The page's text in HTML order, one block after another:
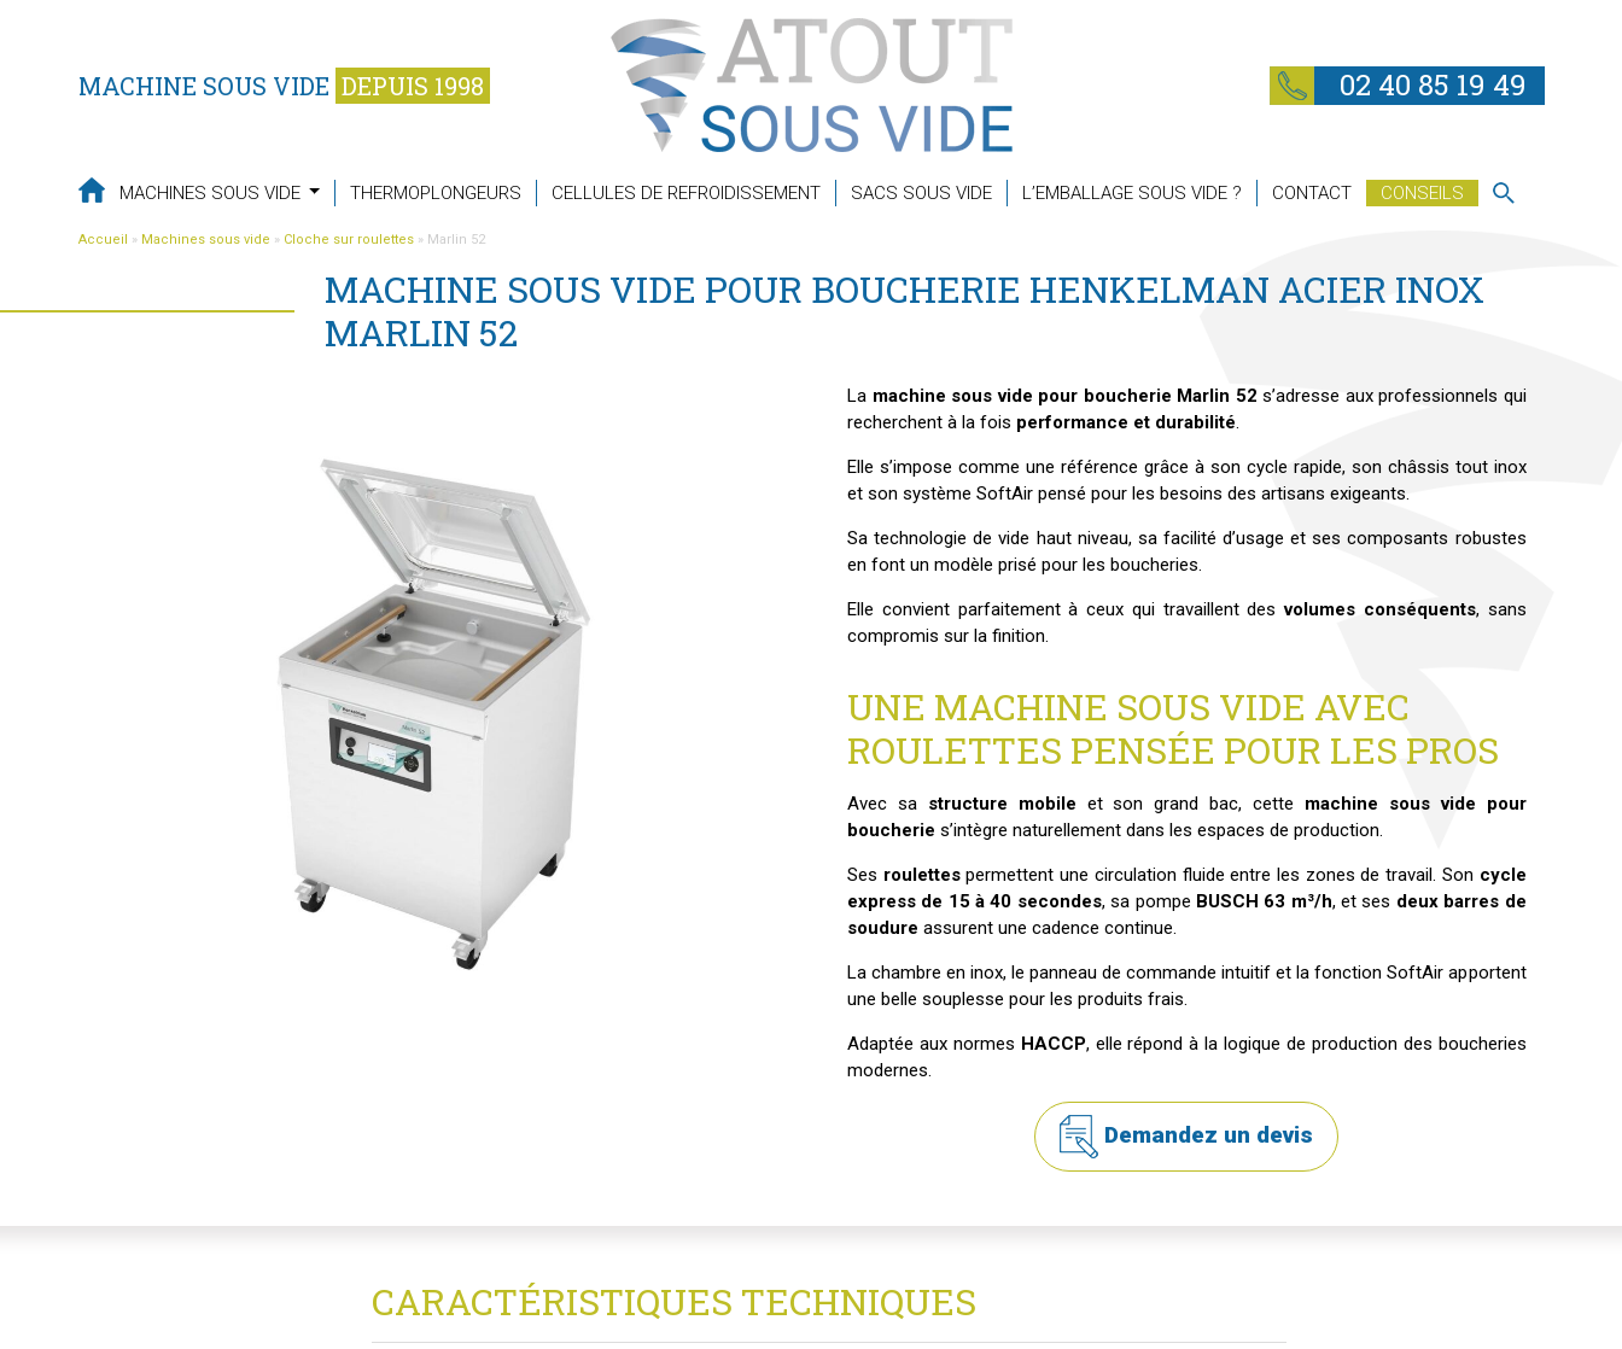
MACHINE SOUS VIDE DEPUIS 1998 02 40 85 19 49
MACHINES SOUS VIDE THERMOPLONGEURS CELLULES DE REFROIDISSEMENT SACS SOUS VIDE L’EMBALLAGE SOUS VIDE ? CONTACT CONSEILS
Accueil » Machines sous vide » Cloche sur roulettes» Marlin 52
MACHINE SOUS VIDE POUR BOUCHERIE HENKELMAN ACIER INOX
MARLIN 52
La machine sous vide pour boucherie Marlin 52 s’adresse aux professionnels qui
recherchent à la fois performance et durabilité
Elle s’impose comme une référence grâce à son cycle rapide, son châssis tout inox
et son système SoftAir pensé pour les besoins des artisans exigeants.
Sa technologie de vide haut niveau, sa facilité d’usage et ses composants robustes
en font un modèle prisé pour les boucheries.
Elle convient parfaitement à ceux qui travaillent desvolumes conséquents, sans
compromis sur la finition.
UNE MACHINE SOUS VIDE AVEC
ROULETTES PENSÉE POUR LES PROS
Avec sa structure mobile et son grand bac, cette machine sous vide pour
boucherie s’intègre naturellement dans les espaces de production.
Ses roulettespermettent une circulation fluide entre les zones de travail. Son cycle
express de 15 à 40 secondes, sa pompe BUSCH 63 m³/h, et ses deux barres de
soudure assurent une cadence continue.
La chambre en inox, le panneau de commande intuitif et la fonction SoftAir apportent
une belle souplesse pour les produits frais.
Adaptée aux normes HACCP, elle répond à la logique de production des boucheries
modernes.
Demandez un devis
CARACTÉRISTIQUES TECHNIQUES